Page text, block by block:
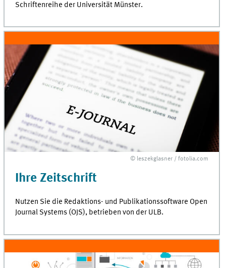
Schriftenreihe der Universität Münster.
© leszekglasner / fotolia.com
Ihre Zeitschrift
Nutzen Sie die Redaktions- und Publikationssoftware Open
Journal Systems (OJS), betrieben von der ULB.